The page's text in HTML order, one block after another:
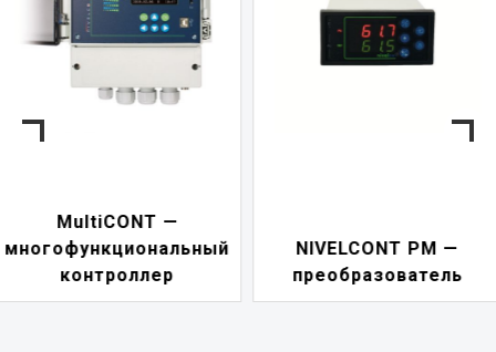
NIVELCONT PM —
преобразователь
переключатель